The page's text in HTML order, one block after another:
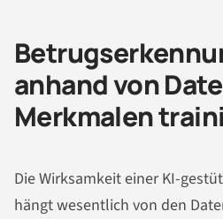
anhand von
Merkmalen
Die Wirksamkeit einer KI-
hängt wesentlich von den